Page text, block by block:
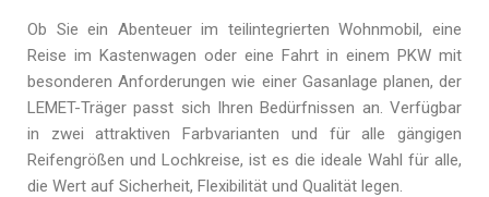
Ob Sie ein Abenteuer im teilintegrierten Wohnmobil, eine
Reise im Kastenwagen oder eine Fahrt in einem PKW mit
besonderen Anforderungen wie einer Gasanlage planen, der
LEMET-Träger passt sich Ihren Bedürfnissen an. Verfügbar
in zwei attraktiven Farbvarianten und für alle gängigen
Reifengrößen und Lochkreise, ist es die ideale Wahl für alle,
die Wert auf Sicherheit, Flexibilität und Qualität legen.